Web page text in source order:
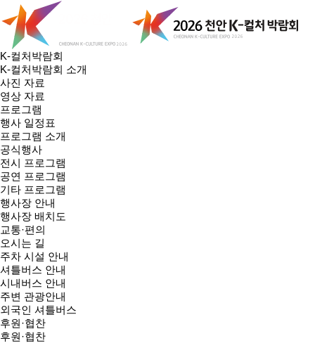
K-컬처박람회
K-컬처박람회 소개
사진 자료
영상 자료
프로그램
행사 일정표
프로그램 소개
공식행사
전시 프로그램
공연 프로그램
기타 프로그램
행사장 안내
행사장 배치도
교통·편의
오시는 길
주차 시설 안내
셔틀버스 안내
시내버스 안내
주변 관광안내
외국인 셔틀버스
후원·협찬
후원·협찬